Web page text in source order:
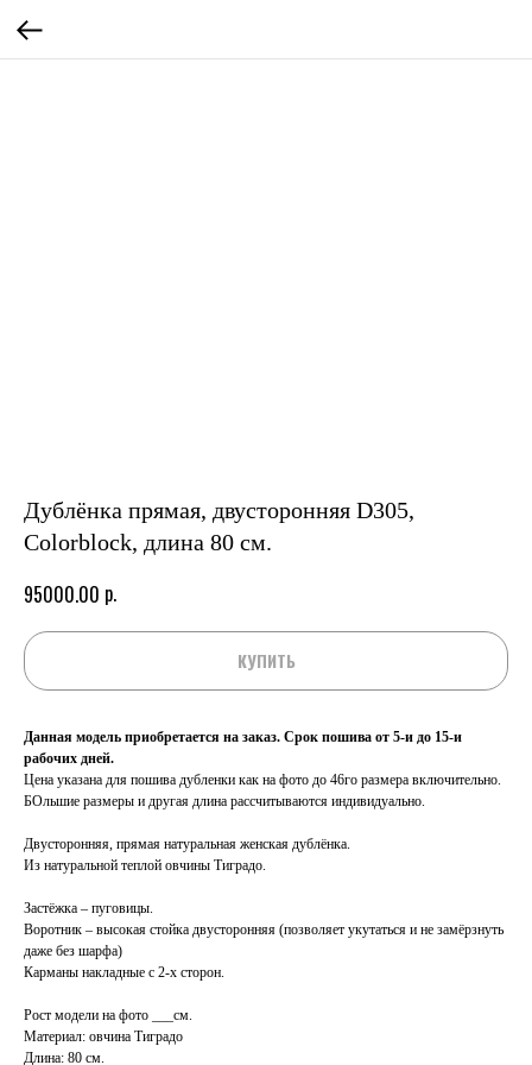
Дублёнка прямая, двусторонняя D305,
Colorblock, длина 80 см.
95000.00 р.
КУПИТЬ
Данная модель приобретается на заказ. Срок пошива от 5-и до 15-и
рабочих дней.
Цена указана для пошива дубленки как на фото до 46го размера включительно.
БОльшие размеры и другая длина рассчитываются индивидуально.
Двусторонняя, прямая натуральная женская дублёнка.
Из натуральной теплой овчины Тиградо.
Застёжка – пуговицы.
Воротник – высокая стойка двусторонняя (позволяет укутаться и не замёрзнуть
даже без шарфа)
Карманы накладные с 2-х сторон.
Рост модели на фото ___см.
Материал: овчина Тиградо
Длина: 80 см.